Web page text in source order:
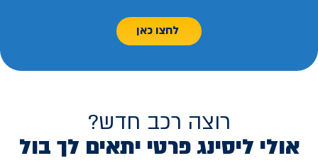
לחצו כאן
רוצה רכב חדש?
אולי ליסינג פרטי יתאים לך בול